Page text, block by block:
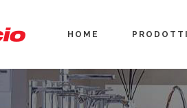
HOME PRODOTTI